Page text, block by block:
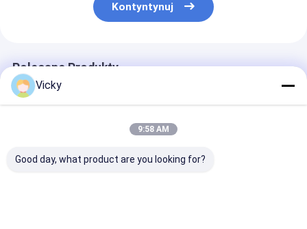
Kontyntynuj
Polecane Produkty
Vicky
9:58 AM
Good day, what product are you looking for?